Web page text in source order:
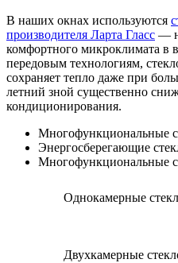
В наших окнах используются
производителя Ларта Гласс —
комфортного микроклимата в
передовым технологиям,
сохраняет тепло даже при
летний зной существенно
кондиционирования.
Многофункциональные
Энергосберегающие
Многофункциональные
Однокамерные
Двухкамерные